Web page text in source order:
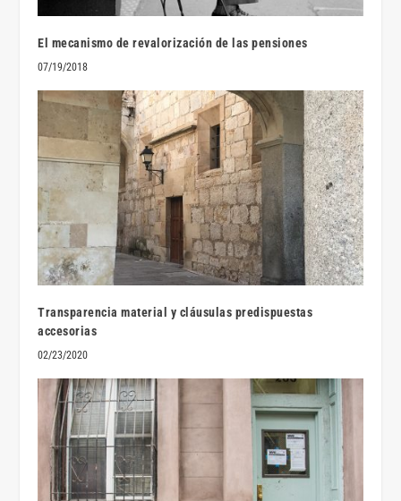
El mecanismo de revalorización de las pensiones
07/19/2018
Transparencia material y cláusulas predispuestas
accesorias
02/23/2020